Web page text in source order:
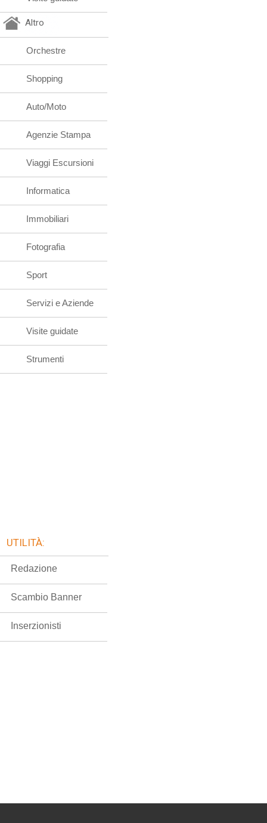
Altro
Orchestre
Shopping
Auto/Moto
Agenzie Stampa
Viaggi Escursioni
Informatica
Immobiliari
Fotografia
Sport
Servizi e Aziende
Visite guidate
Strumenti
UTILITÀ:
Redazione
Scambio Banner
Inserzionisti